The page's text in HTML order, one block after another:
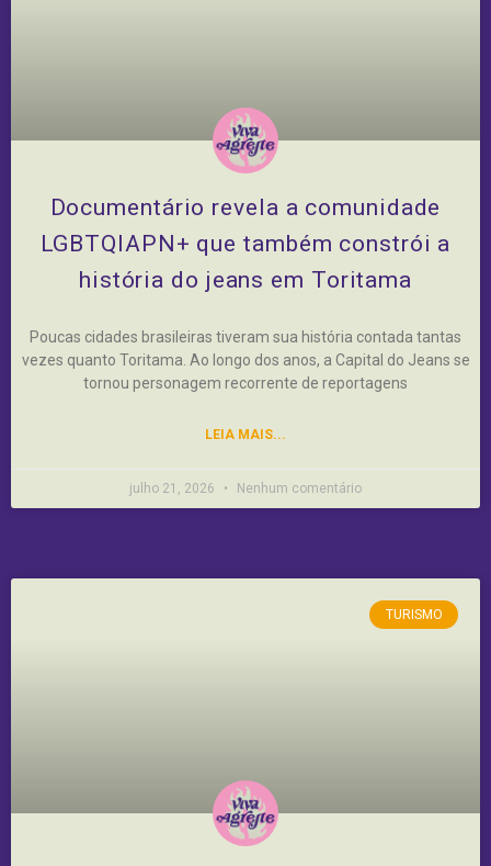
Documentário revela a comunidade
LGBTQIAPN+ que também constrói a
história do jeans em Toritama
Poucas cidades brasileiras tiveram sua história contada tantas
vezes quanto Toritama. Ao longo dos anos, a Capital do Jeans se
tornou personagem recorrente de reportagens
LEIA MAIS...
julho 21, 2026 Nenhum comentário
TURISMO